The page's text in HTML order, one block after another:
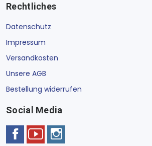
Rechtliches
Datenschutz
Impressum
Versandkosten
Unsere AGB
Bestellung widerrufen
Social Media